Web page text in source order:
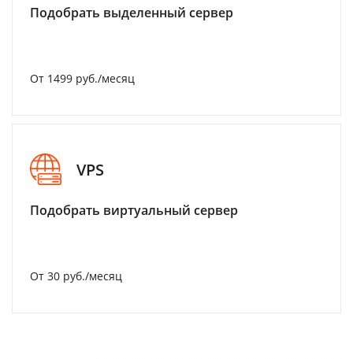
Подобрать выделенный сервер
От 1499 руб./месяц
VPS
Подобрать виртуальный сервер
От 30 руб./месяц